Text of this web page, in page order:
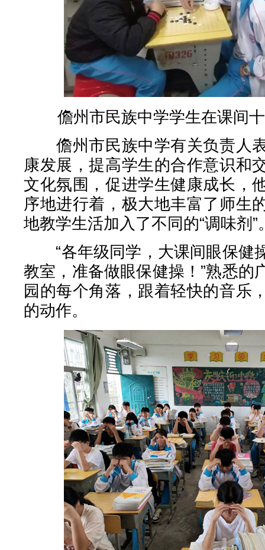
儋州市民族中学学生在课间
儋州市民族中学有关负责人
康发展，提高学生的合作意识和
文化氛围，促进学生健康成长，
序地进行着，极大地丰富了师生
地教学生活加入了不同的“调味剂”
“各年级同学，大课间眼保健
教室，准备做眼保健操！”熟悉的
园的每个角落，跟着轻快的音乐
的动作。